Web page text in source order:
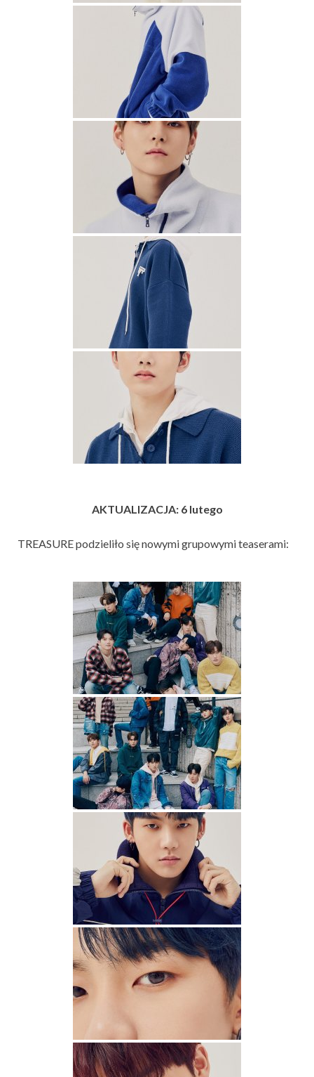
AKTUALIZACJA: 6 lutego
TREASURE podzieliło się nowymi grupowymi teaserami: